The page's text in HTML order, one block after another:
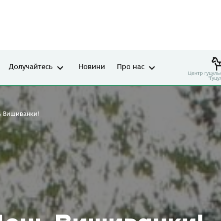
Долучайтесь Новини Про нас
Центр
Вишиванки!